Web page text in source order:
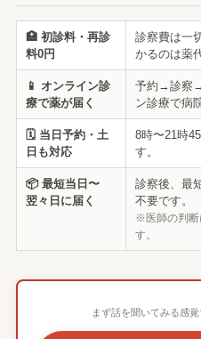
🏥 初診料・再診
料0円
診察費は一
かるのは薬
📱 オンライン診
療で薬が届く
予約→診察
ン診療で病
🗓 当日予約・土
日も対応
8時〜21時
す。
📦 最短当日〜
翌々日に届く
診察後、最
不要です。
※医師の判断
す。
まず話を聞いてみる感